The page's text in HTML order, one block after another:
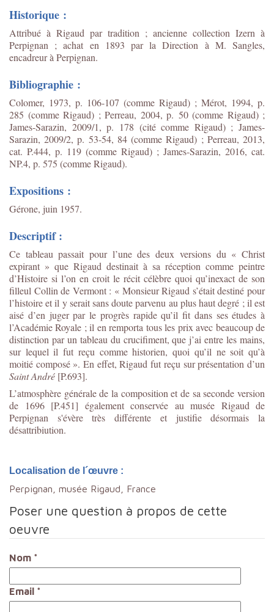
Historique :
Attribué à Rigaud par tradition ; ancienne collection Izern à
Perpignan ; achat en 1893 par la Direction à M. Sangles,
encadreur à Perpignan.
Bibliographie :
Colomer, 1973, p. 106-107 (comme Rigaud) ; Mérot, 1994, p.
285 (comme Rigaud) ; Perreau, 2004, p. 50 (comme Rigaud) ;
James-Sarazin, 2009/1, p. 178 (cité comme Rigaud) ; James-
Sarazin, 2009/2, p. 53-54, 84 (comme Rigaud) ; Perreau, 2013,
cat. P.444, p. 119 (comme Rigaud) ; James-Sarazin, 2016, cat.
NP.4, p. 575 (comme Rigaud).
Expositions :
Gérone, juin 1957.
Descriptif :
Ce tableau passait pour l’une des deux versions du « Christ
expirant » que Rigaud destinait à sa réception comme peintre
d’Histoire si l’on en croit le récit célèbre quoi qu’inexact de son
filleul Collin de Vermont : « Monsieur Rigaud s’était destiné pour
l’histoire et il y serait sans doute parvenu au plus haut degré ; il est
aisé d’en juger par le progrès rapide qu’il fit dans ses études à
l’Académie Royale ; il en remporta tous les prix avec beaucoup de
distinction par un tableau du crucifiment, que j’ai entre les mains,
sur lequel il fut reçu comme historien, quoi qu’il ne soit qu’à
moitié composé ». En effet, Rigaud fut reçu sur présentation d’un
Saint André [P.693].
L’atmosphère générale de la composition et de sa seconde version
de 1696 [P.451] également conservée au musée Rigaud de
Perpignan s'évère très différente et justifie désormais la
désattribiution.
Localisation de l´œuvre :
Perpignan, musée Rigaud, France
Poser une question à propos de cette
oeuvre
Nom *
Email *